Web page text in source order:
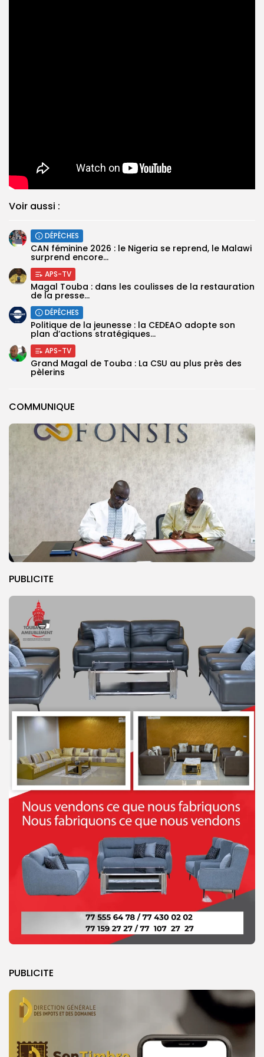
COMMUNIQUE
PUBLICITE
PUBLICITE
Voir aussi :
DÉPÊCHES
‎CAN féminine 2026 : le Nigeria se reprend, le Malawi
surprend encore...
APS-TV
Magal Touba : dans les coulisses de la restauration
de la presse...
DÉPÊCHES
Politique de la jeunesse : la CEDEAO adopte son
plan d’actions stratégiques...
APS-TV
Grand Magal de Touba : La CSU au plus près des
pèlerins